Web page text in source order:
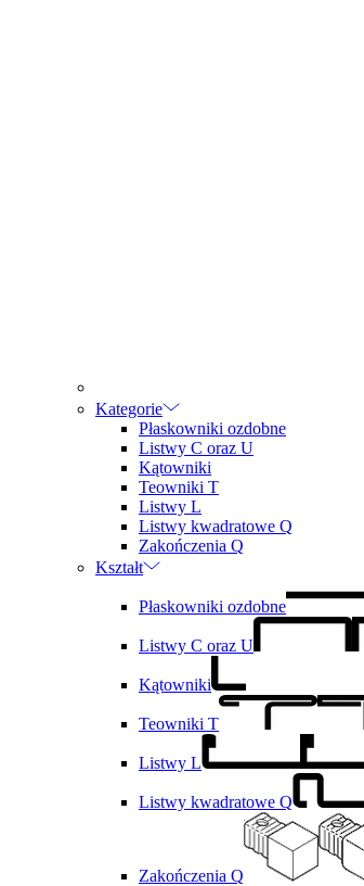
Kategorie
Płaskowniki ozdobne
Listwy C oraz U
Kątowniki
Teowniki T
Listwy L
Listwy kwadratowe Q
Zakończenia Q
Kształt
Płaskowniki ozdobne
Listwy C oraz U
Kątowniki
Teowniki T
Listwy L
Listwy kwadratowe Q
Zakończenia Q